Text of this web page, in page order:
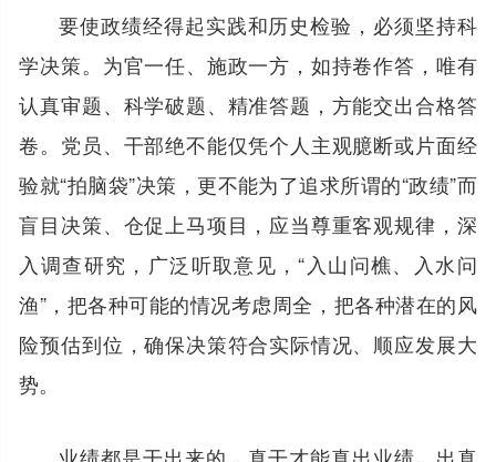
要使政绩经得起实践和历史检验，必须坚持科
学决策。为官一任、施政一方，如持卷作答，唯有
认真审题、科学破题、精准答题，方能交出合格答
卷。党员、干部绝不能仅凭个人主观臆断或片面经
验就“拍脑袋”决策，更不能为了追求所谓的“政绩”而
盲目决策、仓促上马项目，应当尊重客观规律，深
入调查研究，广泛听取意见，“入山问樵、入水问
渔”，把各种可能的情况考虑周全，把各种潜在的风
险预估到位，确保决策符合实际情况、顺应发展大
势。